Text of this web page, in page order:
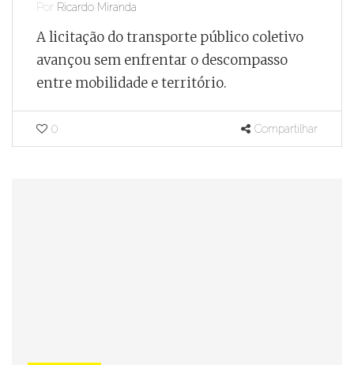
Por Ricardo Miranda
A licitação do transporte público coletivo
avançou sem enfrentar o descompasso
entre mobilidade e território.
0 Compartilhar